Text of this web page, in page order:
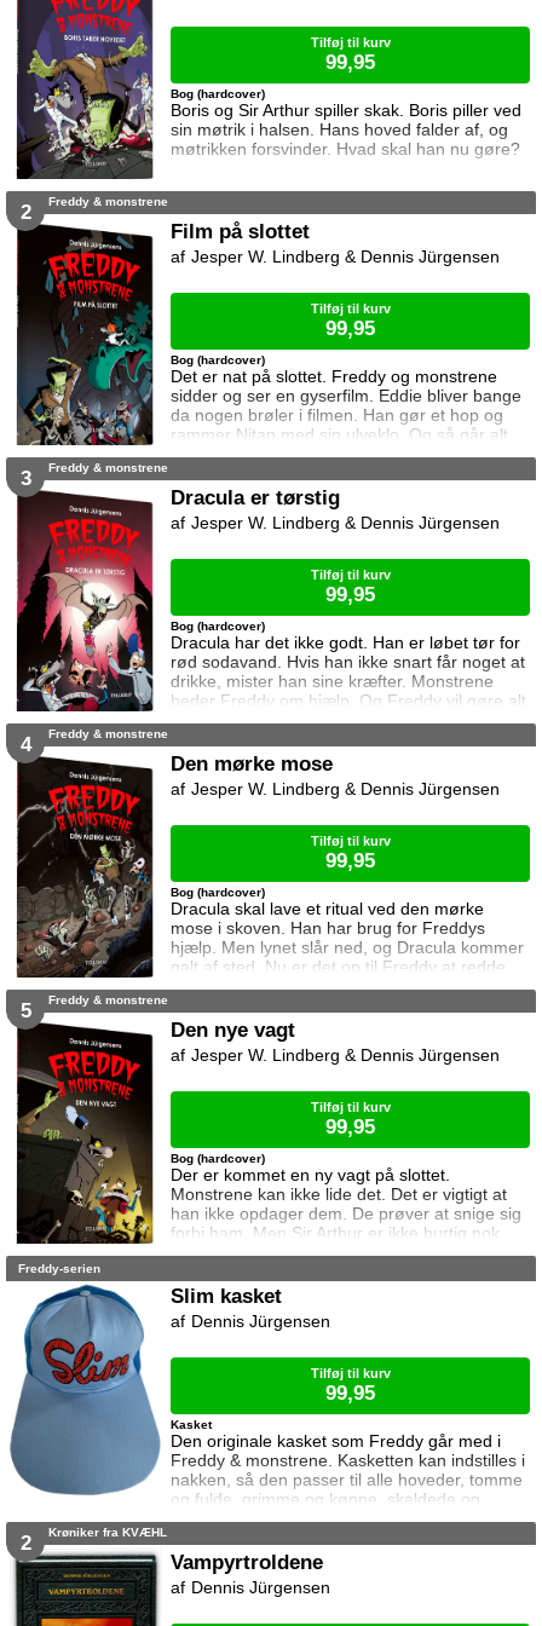
Boris og Sir Arthur spiller skak. Boris piller ved
sin møtrik i halsen. Hans hoved falder af, og
møtrikken forsvinder. Hvad skal han nu gøre?
Bog (hardcover)
Tilføj til kurv
99,95
2 Freddy & monstrene
Film på slottet
Det er nat på slottet. Freddy og monstrene
sidder og ser en gyserfilm. Eddie bliver bange
da nogen brøler i filmen. Han gør et hop og
rammer Nitan med sin ulveklo. Og så går alt
galt.
Bog (hardcover)
Jesper W. Lindberg & Dennis Jürgensen
Tilføj til kurv
99,95
3 Freddy & monstrene
Dracula er tørstig
Dracula har det ikke godt. Han er løbet tør for
rød sodavand. Hvis han ikke snart får noget at
drikke, mister han sine kræfter. Monstrene
beder Freddy om hjælp. Og Freddy vil gøre alt
hvad han kan for at hjælpe.
Bog (hardcover)
Jesper W. Lindberg & Dennis Jürgensen
Tilføj til kurv
99,95
4 Freddy & monstrene
Den mørke mose
Dracula skal lave et ritual ved den mørke
mose i skoven. Han har brug for Freddys
hjælp. Men lynet slår ned, og Dracula kommer
galt af sted. Nu er det op til Freddy at redde
ham.
Bog (hardcover)
Jesper W. Lindberg & Dennis Jürgensen
Tilføj til kurv
99,95
5 Freddy & monstrene
Den nye vagt
Der er kommet en ny vagt på slottet.
Monstrene kan ikke lide det. Det er vigtigt at
han ikke opdager dem. De prøver at snige sig
forbi ham. Men Sir Arthur er ikke hurtig nok.
Bog (hardcover)
Jesper W. Lindberg & Dennis Jürgensen
Tilføj til kurv
99,95
Freddy-serien
Slim kasket
Den originale kasket som Freddy går med i
Freddy & monstrene. Kasketten kan indstilles i
nakken, så den passer til alle hoveder, tomme
og fulde, grimme og kønne, skaldede og
krøllede, store og små.
Kasket
Dennis Jürgensen
Tilføj til kurv
99,95
2 Krøniker fra KVÆHL
Vampyrtroldene
Dennis Jürgensen